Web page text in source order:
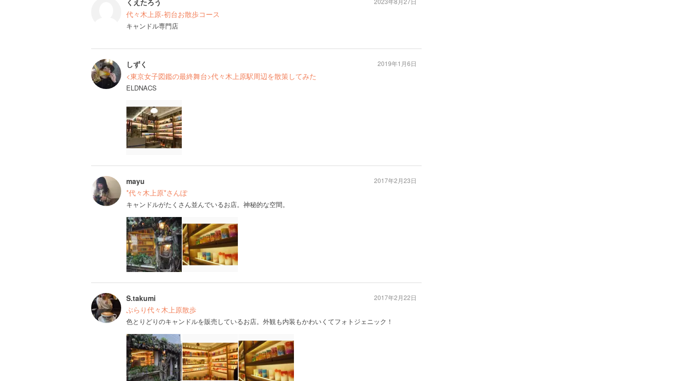
くえたろう
代々木上原‐初台お散歩コース
キャンドル専門店
しずく
<東京女子図鑑の最終舞台>代々木上原駅周辺を散策してみた
ELDNACS
2019年1月6日
mayu
*代々木上原*さんぽ
キャンドルがたくさん並んでいるお店。神秘的な空間。
2017年2月23日
S.takumi
ぶらり代々木上原散歩
色とりどりのキャンドルを販売しているお店。外観も内装もかわいくてフォトジェニック！
2017年2月22日